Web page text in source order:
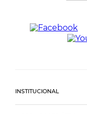
INSTITUCIONAL